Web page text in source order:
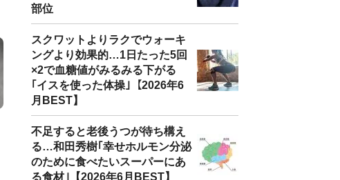
部位
スクワットよりラクでウォーキ
ングより効果的…1日たった5回
×2で血糖値がみるみる下がる
｢イスを使った体操｣【2026年6
月BEST】
不足すると老後うつが待ち構え
る…和田秀樹｢幸せホルモン分泌
のために食べたいスーパーにあ
る食材｣【2026年6月BEST】